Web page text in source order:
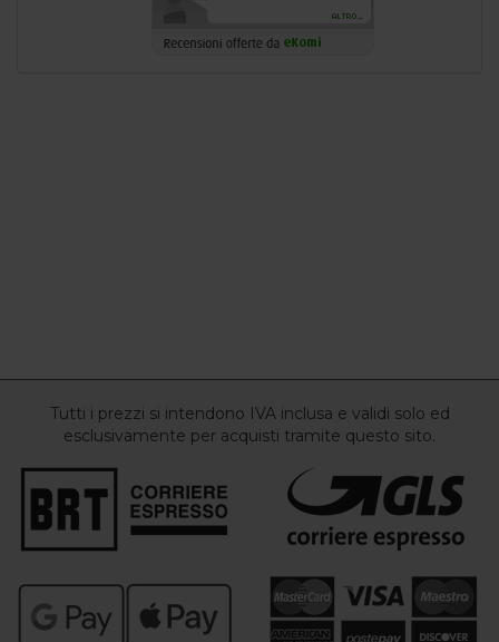
Tutti i prezzi si intendono IVA inclusa e validi solo ed
esclusivamente per acquisti tramite questo sito.